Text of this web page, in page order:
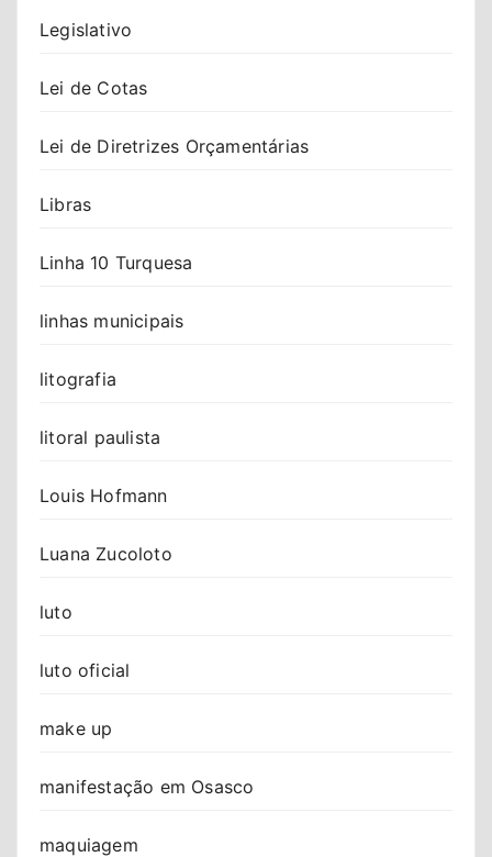
Legislativo
Lei de Cotas
Lei de Diretrizes Orçamentárias
Libras
Linha 10 Turquesa
linhas municipais
litografia
litoral paulista
Louis Hofmann
Luana Zucoloto
luto
luto oficial
make up
manifestação em Osasco
maquiagem